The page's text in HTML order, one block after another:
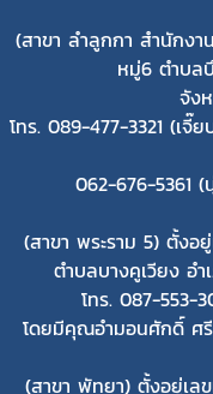
(สาขา ลำลูกกา สำนักง
หมู่6 ตำบล
จัง
โทร. 089-477-3321 (เจี๊
062-676-5361
(สาขา พระราม 5) ตั้งอ
ตำบลบางคูเวียง อำ
โทร. 087-553-
โดยมีคุณอำมอนศักดิ์ ศ
(สาขา พัทยา) ตั้งอยู่เ